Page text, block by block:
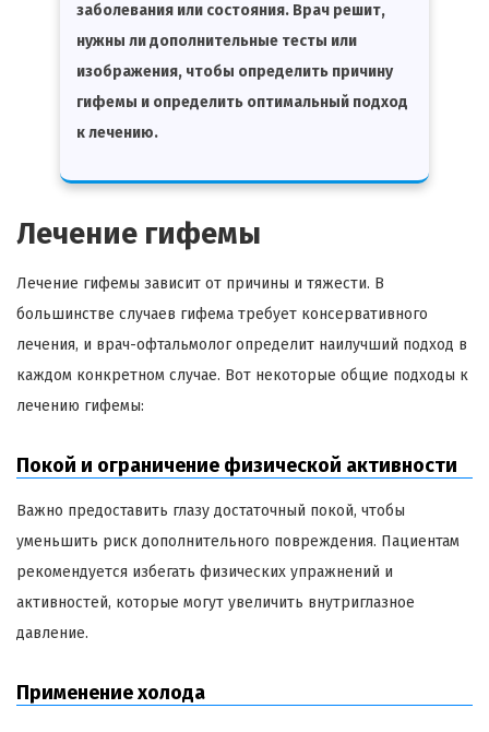
заболевания или состояния. Врач решит,
нужны ли дополнительные тесты или
изображения, чтобы определить причину
гифемы и определить оптимальный подход
к лечению.
Лечение гифемы
Лечение гифемы зависит от причины и тяжести. В
большинстве случаев гифема требует консервативного
лечения, и врач-офтальмолог определит наилучший подход в
каждом конкретном случае. Вот некоторые общие подходы к
лечению гифемы:
Покой и ограничение физической активности
Важно предоставить глазу достаточный покой, чтобы
уменьшить риск дополнительного повреждения. Пациентам
рекомендуется избегать физических упражнений и
активностей, которые могут увеличить внутриглазное
давление.
Применение холода